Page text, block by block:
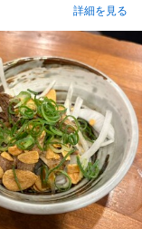
詳細を見る